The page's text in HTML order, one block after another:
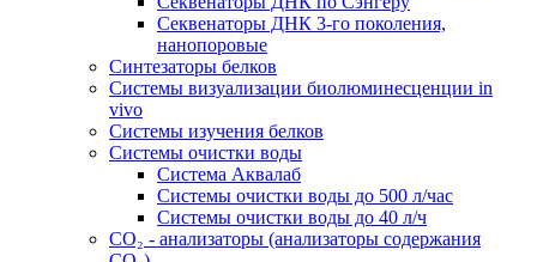
Секвенаторы ДНК 3-го поколения,
нанопоровые
Синтезаторы белков
Системы визуализации биолюминесценции in
vivo
Системы изучения белков
Системы очистки воды
Система Аквалаб
Системы очистки воды до 500 л/час
Системы очистки воды до 40 л/ч
СО₂ - анализаторы (анализаторы содержания